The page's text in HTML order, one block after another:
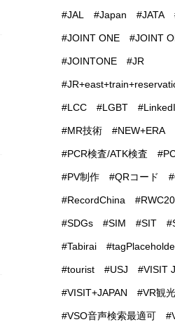
JAL Japan JATA
JOINT ONE JOINT
JOINTONE JR
LCC LGBT
MR技術 NEW+ERA
PCR検査/ATK検査
PV制作 QRコード
RecordChina
SDGs SIM SIT
Tabirai
tourist USJ VISIT
VISIT+JAPAN VR観光
VSO音声検索最適可